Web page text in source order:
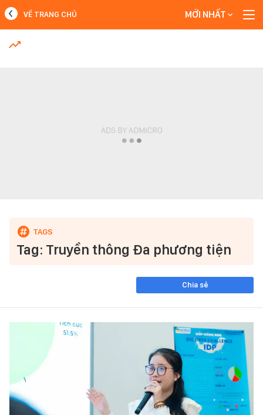
MỚI NHẤT
VỀ TRANG CHỦ MỚI NHẤT
Tag: Truyền thông Đa phương tiện
Chia sẻ